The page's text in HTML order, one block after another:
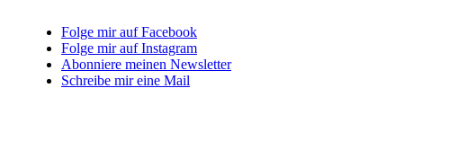
Folge mir auf Facebook
Folge mir auf Instagram
Abonniere meinen Newsletter
Schreibe mir eine Mail